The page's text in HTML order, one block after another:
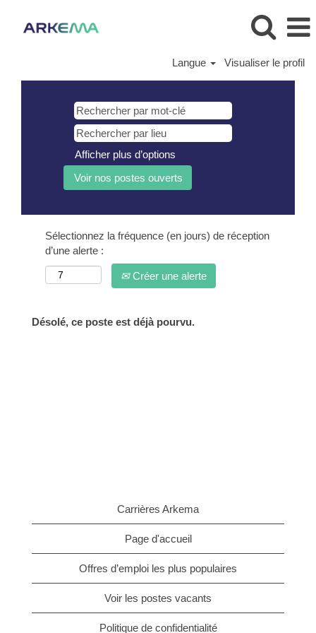
Langue Visualiser le profil
Afficher plus d’options
Sélectionnez la fréquence (en jours) de réception
d’une alerte :
Créer une alerte
Désolé, ce poste est déjà pourvu.
Carrières Arkema
Page d'accueil
Offres d’emploi les plus populaires
Voir les postes vacants
Politique de confidentialité